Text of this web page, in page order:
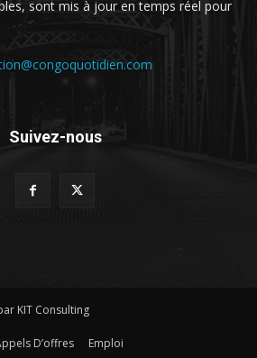
sont mis à jour en temps réel pour
Suivez-nous
KIT Consulting
D’offres
Emploi